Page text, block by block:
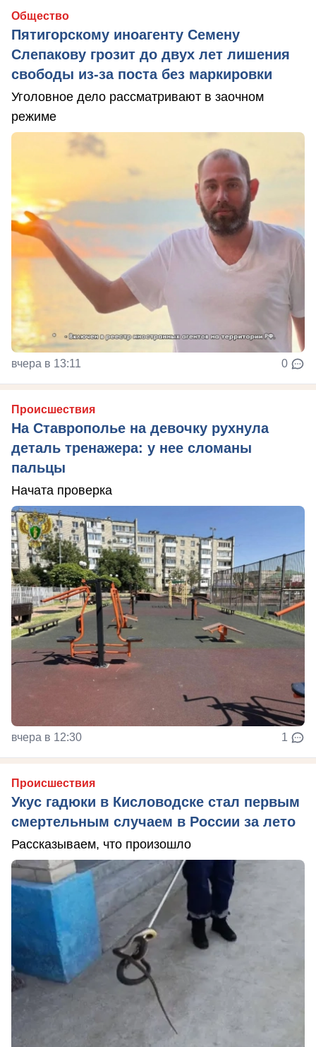
Общество
Пятигорскому иноагенту Семену
Слепакову грозит до двух лет лишения
свободы из-за поста без маркировки
Уголовное дело рассматривают в заочном
режиме
вчера в 13:11 0
Происшествия
На Ставрополье на девочку рухнула
деталь тренажера: у нее сломаны
пальцы
Начата проверка
вчера в 12:30 1
Происшествия
Укус гадюки в Кисловодске стал первым
смертельным случаем в России за лето
Рассказываем, что произошло